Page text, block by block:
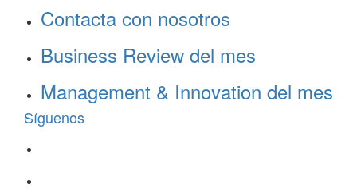
Contacta con nosotros
Business Review del mes
Management & Innovation del mes
Síguenos